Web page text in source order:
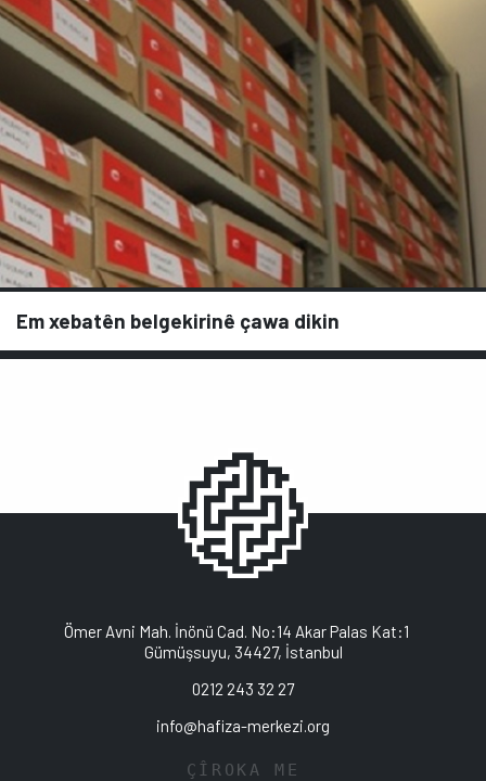
Em xebatên belgekirinê çawa dikin
Ömer Avni Mah. İnönü Cad. No:14 Akar Palas Kat:1
Gümüşsuyu, 34427, İstanbul
0212 243 32 27
info@hafiza-merkezi.org
ÇÎROKA ME